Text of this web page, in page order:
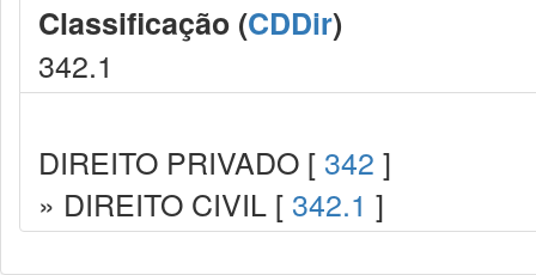
Classificação (CDDir)
342.1
DIREITO PRIVADO [ 342 ]
» DIREITO CIVIL [ 342.1 ]